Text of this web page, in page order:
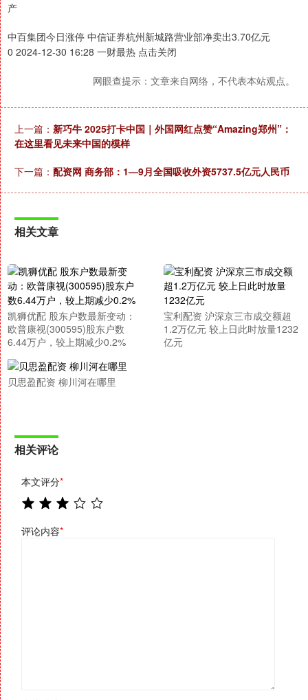
产
中百集团今日涨停 中信证券杭州新城路营业部净卖出3.70亿元
0 2024-12-30 16:28 一财最热 点击关闭
网眼查提示：文章来自网络，不代表本站观点。
上一篇： 新巧牛 2025打卡中国｜外国网红点赞“Amazing郑州”：
在这里看见未来中国的模样
下一篇： 配资网 商务部：1—9月全国吸收外资5737.5亿元人民币
相关文章
凯狮优配 股东户数最新变动：
欧普康视(300595)股东户数
6.44万户，较上期减少0.2%
宝利配资 沪深京三市成交额超
1.2万亿元 较上日此时放量1232
亿元
贝思盈配资 柳川河在哪里
相关评论
本文评分*
评论内容*